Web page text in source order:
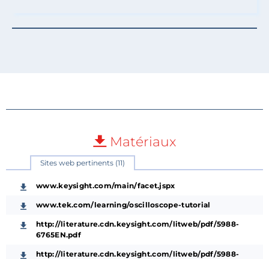
Matériaux
Sites web pertinents (11)
www.keysight.com/main/facet.jspx
www.tek.com/learning/oscilloscope-tutorial
http://literature.cdn.keysight.com/litweb/pdf/5988-
6765EN.pdf
http://literature.cdn.keysight.com/litweb/pdf/5988-